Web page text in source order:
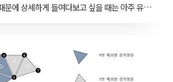
문에 상세하게 들여다보고 싶을 때는 아주 유
문에 다소 불편하다. 그리고, 형상이 불규칙
. 거주 인구를 기반으로 구획되었기 때문에 사
아주 넓게 잡혀 있고, 반대로 집계구 하나가